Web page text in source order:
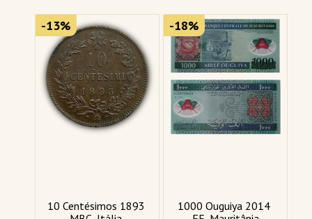
-13%
10 Centésimos 1893
-18%
1000 Ouguiya 2014